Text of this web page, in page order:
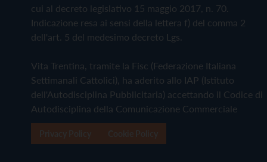
cui al decreto legislativo 15 maggio 2017, n. 70.
Indicazione resa ai sensi della lettera f) del comma 2
dell'art. 5 del medesimo decreto Lgs.
Vita Trentina, tramite la Fisc (Federazione Italiana
Settimanali Cattolici), ha aderito allo IAP (Istituto
dell'Autodisciplina Pubblicitaria) accettando il Codice di
Autodisciplina della Comunicazione Commerciale